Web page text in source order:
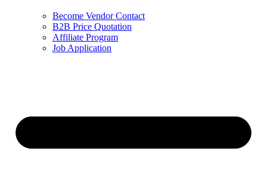
Become Vendor Contact
B2B Price Quotation
Affiliate Program
Job Application